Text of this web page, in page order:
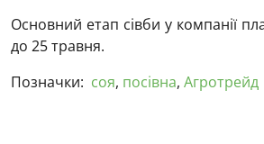
Основний етап сівби у компанії
до 25 травня.
Позначки: соя, посівна, Агротрейд